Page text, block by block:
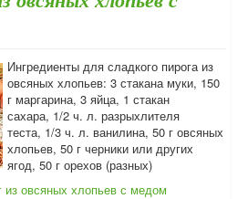
Ингредиенты для сладкого пирога из
овсяных хлопьев: 3 стакана муки, 150
г маргарина, 3 яйца, 1 стакан
сахара, 1/2 ч. л. разрыхлителя
теста, 1/3 ч. л. ванилина, 50 г овсяных
хлопьев, 50 г черники или других
ягод, 50 г орехов (разных)
из овсяных хлопьев с медом